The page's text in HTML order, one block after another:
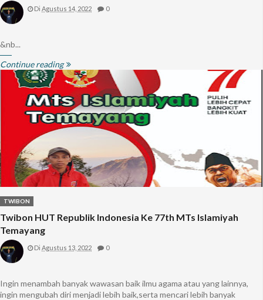
Di Agustus 14, 2022 0
&nb...
Continue reading
TWIBON
Twibon HUT Republik Indonesia Ke 77th MTs Islamiyah
Temayang
Di Agustus 13, 2022 0
Ingin menambah banyak wawasan baik ilmu agama atau yang lainnya,
ingin mengubah diri menjadi lebih baik,serta mencari lebih banyak